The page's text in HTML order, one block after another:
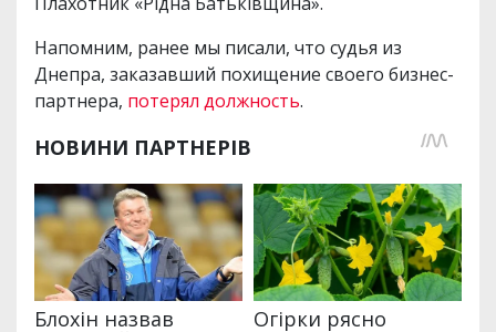
Напомним, ранее мы писали, что судья из
Днепра, заказавший похищение своего бизнес-
партнера, потерял должность.